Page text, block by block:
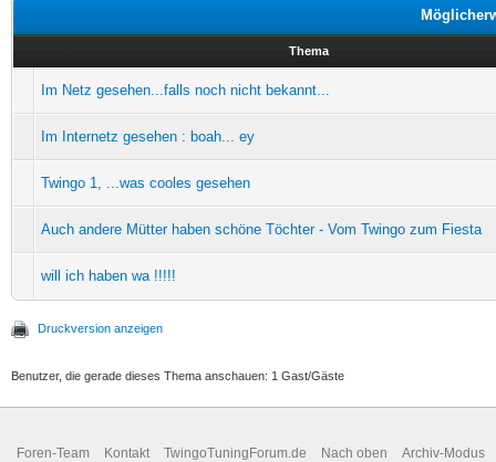
Thema
Im Netz gesehen...falls noch nicht bekannt...
Im Internetz gesehen : boah... ey
Twingo 1, ...was cooles gesehen
Auch andere Mütter haben schöne Töchter - Vom Twingo zum Fiesta
will ich haben wa !!!!!
Druckversion anzeigen
Benutzer, die gerade dieses Thema anschauen: 1 Gast/Gäste
Foren-Team Kontakt TwingoTuningForum.de Nach oben Archiv-Modus